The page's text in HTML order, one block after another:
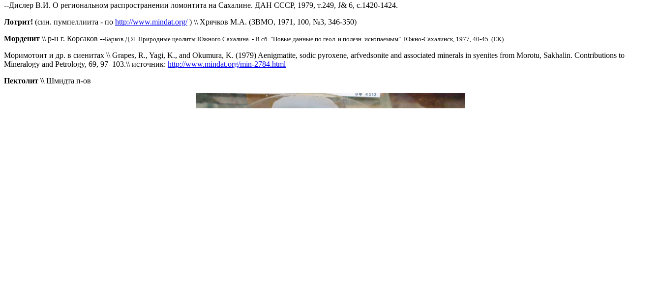
--Дислер В.И. О региональном распространении ломонтита на Сахалине. ДАН СССР, 1979, т.249, J& 6, с.1420-1424.
Лотрит! (син. пумпеллиита - по http://www.mindat.org/) \\ Хрячков М.А. (ЗВМО, 1971, 100, №3, 346-350)
Морденит \\ р-н г. Корсаков --Барков Д.Я. Природные цеолиты Южного Сахалина. - В сб. "Новые данные по геол. и полезн. ископаемым". Южно-Сахалинск, 1977, 40-45. (ЕК)
Моримотоит и др. в сиенитах \\ Grapes, R., Yagi, K., and Okumura, K. (1979) Aenigmatite, sodic pyroxene, arfvedsonite and associated minerals in syenites from Morotu, Sakhalin. Contributions to
Mineralogy and Petrology, 69, 97–103.\\ источник: http://www.mindat.org/min-2784.html
Пектолит \\Шмидта п-ов